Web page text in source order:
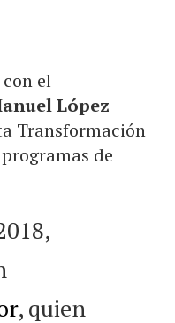
el
López
Transformación
de
, quien